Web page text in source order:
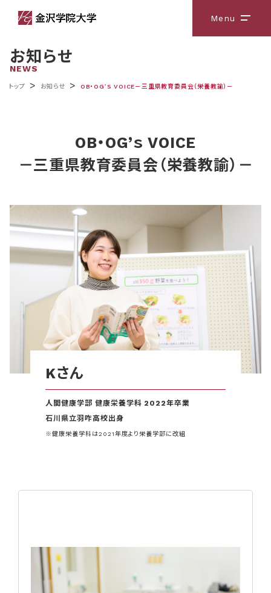
Menu メニ
お知らせ
NEWS
トップ > お知らせ > OB・OG’ｓ VOICE－三重県教育委員会（栄養教諭）－
OB・OG’ｓ VOICE
－三重県教育委員会（栄養教諭）－
Kさん
人間健康学部 健康栄養学科 2022年卒業
石川県立羽咋高校出身
※健康栄養学科は2021年度より栄養学部に改組